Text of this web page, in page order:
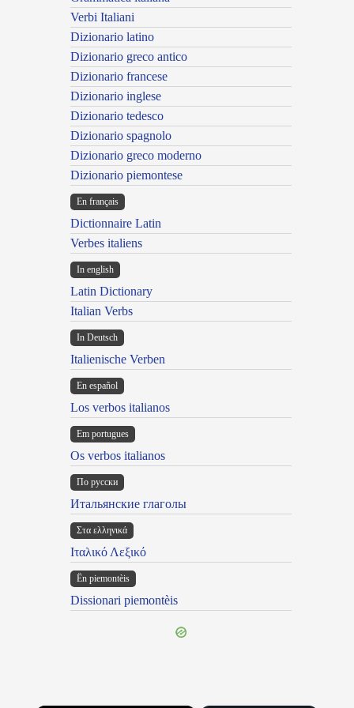
Verbi Italiani
Dizionario latino
Dizionario greco antico
Dizionario francese
Dizionario inglese
Dizionario tedesco
Dizionario spagnolo
Dizionario greco moderno
Dizionario piemontese
En français
Dictionnaire Latin
Verbes italiens
In english
Latin Dictionary
Italian Verbs
In Deutsch
Italienische Verben
En español
Los verbos italianos
Em portugues
Os verbos italianos
По русски
Итальянские глаголы
Στα ελληνικά
Ιταλικό Λεξικό
Ën piemontèis
Dissionari piemontèis